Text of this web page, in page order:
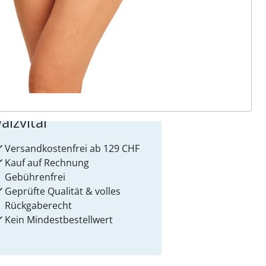
für
Versandkostenfrei ab 129 CHF
Kauf auf Rechnung
Gebührenfrei
Geprüfte Qualität & volles
Rückgaberecht
Kein Mindest­bestellwert